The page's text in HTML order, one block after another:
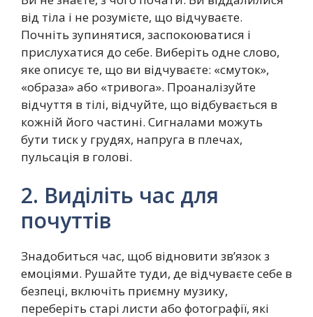
від тіла і не розумієте, що відчуваєте.
Почніть зупинятися, заспокоюватися і
прислухатися до себе. Виберіть одне слово,
яке описує те, що ви відчуваєте: «смуток»,
«образа» або «тривога». Проаналізуйте
відчуття в тілі, відчуйте, що відбувається в
кожній його частині. Сигналами можуть
бути тиск у грудях, напруга в плечах,
пульсація в голові.
2. Виділіть час для
почуттів
Знадобиться час, щоб відновити зв’язок з
емоціями. Рушайте туди, де відчуваєте себе в
безпеці, включіть приємну музику,
переберіть старі листи або фотографії, які